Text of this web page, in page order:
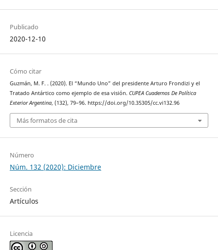
Publicado
2020-12-10
Cómo citar
Guzmán, M. F. . (2020). El “Mundo Uno” del presidente Arturo Frondizi y el
Tratado Antártico como ejemplo de esa visión. CUPEA Cuadernos De Política
Exterior Argentina, (132), 79–96. https://doi.org/10.35305/cc.vi132.96
Más formatos de cita
Número
Núm. 132 (2020): Diciembre
Sección
Artículos
Licencia